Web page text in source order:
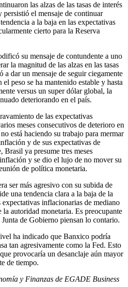
las alzas de las tasas de interés
persistió el mensaje de continuar
a la baja en las expectativas
cierto para la Reserva
su mensaje de contundente a uno
la magnitud de las alzas en las tasas
a dar un mensaje de seguir ciegamente
peso se ha mantenido estable y hasta
versus un super dólar global, la
deteriorando en el país.
de las expectativas
meses consecutivos de deterioro en
está haciendo su trabajo para mermar
y de sus expectativas de
Brasil ya presume tres meses
y se dio el lujo de no mover su
de política monetaria.
ser más agresivo con su subida de
una tendencia clara a la baja de la
inflacionarias de mediano
la autoridad monetaria. Es preocupante
de Gobierno piensan lo contario.
ha indicado que Banxico podría
tan agresivamente como la Fed. Esto
provocaría un desanclaje aún mayor
de tiempo.
y Finanzas de EGADE Business